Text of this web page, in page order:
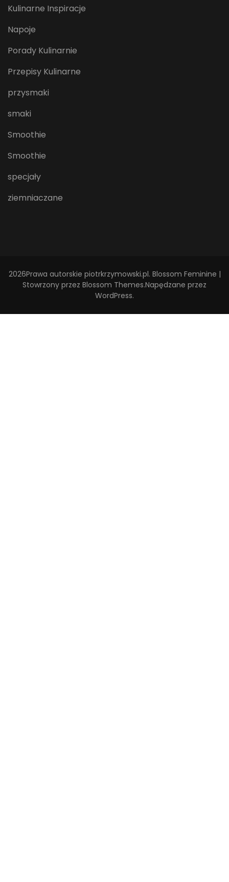
Kulinarne Inspiracje
Napoje
Porady Kulinarnie
Przepisy Kulinarne
przysmaki
smaki
Smoothie
Smoothie
specjały
ziemniaczane
2026Prawa autorskie piotrkrzymowski.pl. Blossom Feminine |
Stowrzony przez Blossom Themes.Napędzane przez
WordPress.